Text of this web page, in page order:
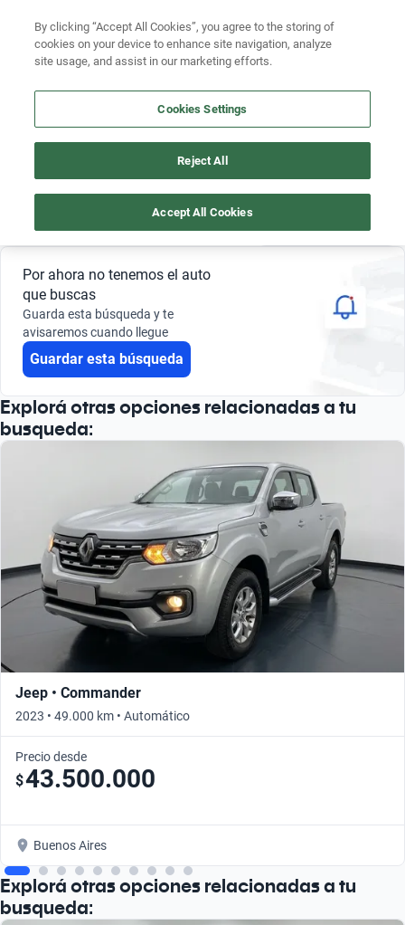
Buscá por marca
Buscá por modelo
Buscá por versión
Buscá por año
0 Resultados Guardar búsqueda
Por ahora no tenemos el auto
que buscas
Guarda esta búsqueda y te
avisaremos cuando llegue
Guardar esta búsqueda
Explorá otras opciones relacionadas a tu
busqueda:
Jeep • Commander
2023 • 49.000 km • Automático
Precio desde
$43.500.000
Buenos Aires
Explorá otras opciones relacionadas a tu
busqueda:
By clicking “Accept All Cookies”, you agree to the storing of
cookies on your device to enhance site navigation, analyze
site usage, and assist in our marketing efforts.
Cookies Settings
Reject All
Accept All Cookies